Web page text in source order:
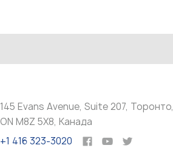
145 Evans Avenue, Suite 207, Торонто,
ON M8Z 5X8, Канада
+1 416 323-3020